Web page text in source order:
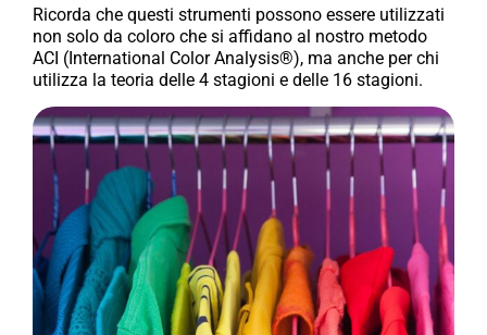
Ricorda che questi strumenti possono essere utilizzati
non solo da coloro che si affidano al nostro metodo
ACI (International Color Analysis®), ma anche per chi
utilizza la teoria delle 4 stagioni e delle 16 stagioni.